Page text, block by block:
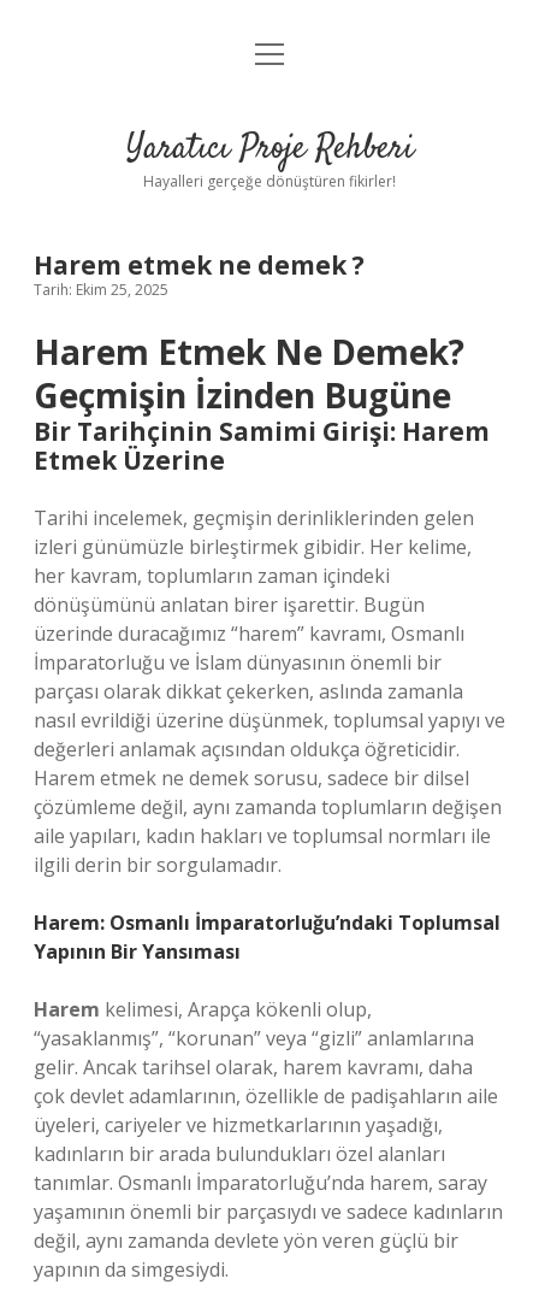
Anasayfa
Yasal Uyarı
menüyü
Yaratıcı Proje Rehberi
Hayalleri gerçeğe dönüştüren fikirler!
Harem etmek ne demek ?
Tarih: Ekim 25, 2025
Harem Etmek Ne Demek?
Geçmişin İzinden Bugüne
Bir Tarihçinin Samimi Girişi: Harem
Etmek Üzerine
Tarihi incelemek, geçmişin derinliklerinden gelen
izleri günümüzle birleştirmek gibidir. Her kelime,
her kavram, toplumların zaman içindeki
dönüşümünü anlatan birer işarettir. Bugün
üzerinde duracağımız “harem” kavramı, Osmanlı
İmparatorluğu ve İslam dünyasının önemli bir
parçası olarak dikkat çekerken, aslında zamanla
nasıl evrildiği üzerine düşünmek, toplumsal yapıyı ve
değerleri anlamak açısından oldukça öğreticidir.
Harem etmek ne demek sorusu, sadece bir dilsel
çözümleme değil, aynı zamanda toplumların değişen
aile yapıları, kadın hakları ve toplumsal normları ile
ilgili derin bir sorgulamadır.
Harem: Osmanlı İmparatorluğu’ndaki Toplumsal
Yapının Bir Yansıması
Harem kelimesi, Arapça kökenli olup,
“yasaklanmış”, “korunan” veya “gizli” anlamlarına
gelir. Ancak tarihsel olarak, harem kavramı, daha
çok devlet adamlarının, özellikle de padişahların aile
üyeleri, cariyeler ve hizmetkarlarının yaşadığı,
kadınların bir arada bulundukları özel alanları
tanımlar. Osmanlı İmparatorluğu’nda harem, saray
yaşamının önemli bir parçasıydı ve sadece kadınların
değil, aynı zamanda devlete yön veren güçlü bir
yapının da simgesiydi.